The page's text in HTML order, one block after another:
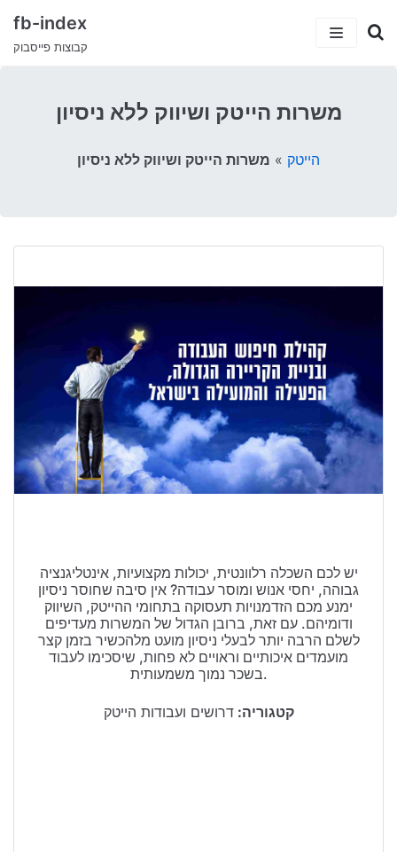
fb-index
קבוצות פייסבוק
5 קבוצות פייסבוק שיעזרו לך למצוא עבודה
קבוצות הפייסבוק המצחיקות בישראל
קטגוריות
ישראלים בחו”ל
דרושים ועבודות
סאבלט
סטודנטים
טיולים בישראל
וידויים
דירות ונדל”ן
משרות הייטק ושיווק ללא ניסיון
הייטק » משרות הייטק ושיווק ללא ניסיון
יש לכם השכלה רלוונטית, יכולות מקצועיות, אינטליגנציה
גבוהה, יחסי אנוש ומוסר עבודה? אין סיבה שחוסר ניסיון
ימנע מכם הזדמנויות תעסוקה בתחומי ההייטק, השיווק
ודומיהם. עם זאת, ברובן הגדול של המשרות מעדיפים
לשלם הרבה יותר לבעלי ניסיון מועט מלהכשיר בזמן קצר
מועמדים איכותיים וראויים לא פחות, שיסכימו לעבוד
בשכר נמוך משמעותית.
קטגוריה:דרושים ועבודות הייטק